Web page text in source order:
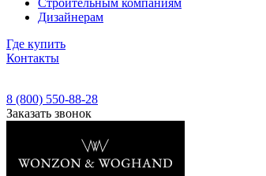
Строительным компаниям
Дизайнерам
Где купить
Контакты
8 (800) 550-88-28
Заказать звонок